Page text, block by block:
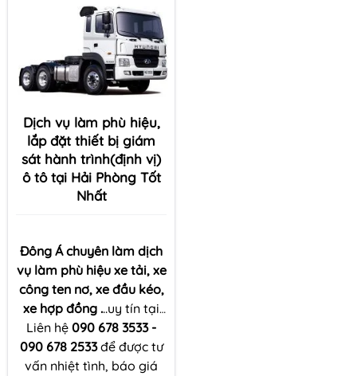
Dịch vụ làm phù hiệu,
lắp đặt thiết bị giám
sát hành trình(định vị)
ô tô tại Hải Phòng Tốt
Nhất
Đông Á chuyên làm dịch
vụ làm phù hiệu xe tải, xe
công ten nơ, xe đầu kéo,
xe hợp đồng ...uy tín tại
Hải Phòng, với chi phí
hợp lý cho khách hàng
tạiHải Phòng.Chi phí tối
Liên hệ 090 678 3533 -
090 678 2533để được tư
vấn nhiệt tình, báo giá